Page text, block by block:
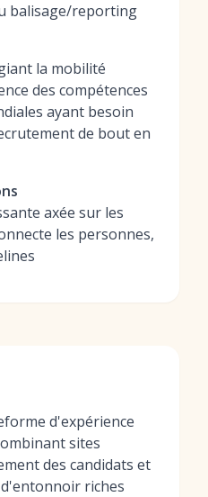
balisage/reporting
la mobilité
des compétences
ayant besoin
de bout en
axée sur les
les personnes,
d'expérience
sites
des candidats et
riches